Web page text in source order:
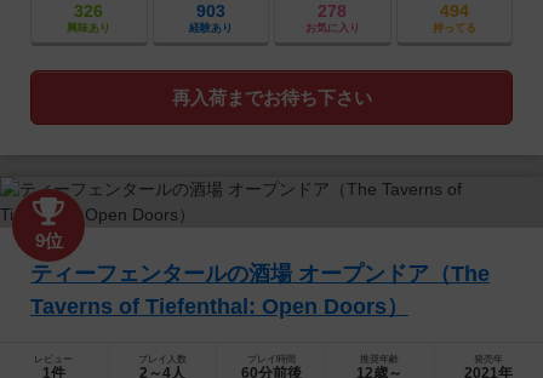
326
興味あり
903
経験あり
278
お気に入り
494
持ってる
再入荷までお待ち下さい
9位
ティーフェンタールの酒場 オープンドア（The
Taverns of Tiefenthal: Open Doors）
レビュー
1件
プレイ人数
2～4人
プレイ時間
60分前後
推奨年齢
12歳～
発売年
2021年